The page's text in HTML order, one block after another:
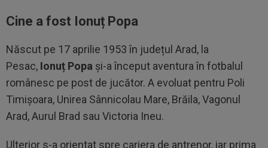
Cine a fost Ionuț Popa
Născut pe 17 aprilie 1953 în județul Arad, la
Pesac, Ionuț Popa și-a început aventura în fotbalul
românesc pe post de jucător. A evoluat pentru Poli
Timișoara, Unirea Sânnicolau Mare, Brăila, Vagonul
Arad, Aurul Brad sau Victoria Ineu.
Ulterior s-a orientat spre cariera de antrenor, iar prima